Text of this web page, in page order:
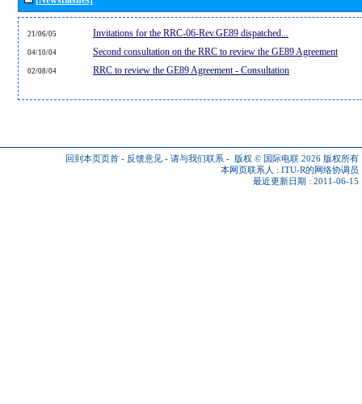
21/06/05 Invitations for the RRC-06-Rev.GE89 dispatched...
04/10/04 Second consultation on the RRC to review the GE89 Agreement
02/08/04 RRC to review the GE89 Agreement - Consultation
回到本页页首 - 反馈意见 - 请与我们联系 - 版权 © 国际电联 2026 版权所有
本网页联系人 : ITU-R的网络协调员
最近更新日期 : 2011-06-15